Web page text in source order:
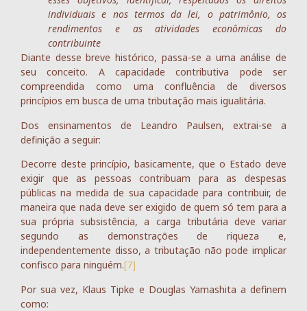
individuais e nos termos da lei, o patrimônio, os
rendimentos e as atividades econômicas do
contribuinte
Diante desse breve histórico, passa-se a uma análise de
seu conceito. A capacidade contributiva pode ser
compreendida como uma confluência de diversos
princípios em busca de uma tributação mais igualitária.
Dos ensinamentos de Leandro Paulsen, extrai-se a
definição a seguir:
Decorre deste princípio, basicamente, que o Estado deve
exigir que as pessoas contribuam para as despesas
públicas na medida de sua capacidade para contribuir, de
maneira que nada deve ser exigido de quem só tem para a
sua própria subsistência, a carga tributária deve variar
segundo as demonstrações de riqueza e,
independentemente disso, a tributação não pode implicar
confisco para ninguém.[7]
Por sua vez, Klaus Tipke e Douglas Yamashita a definem
como: